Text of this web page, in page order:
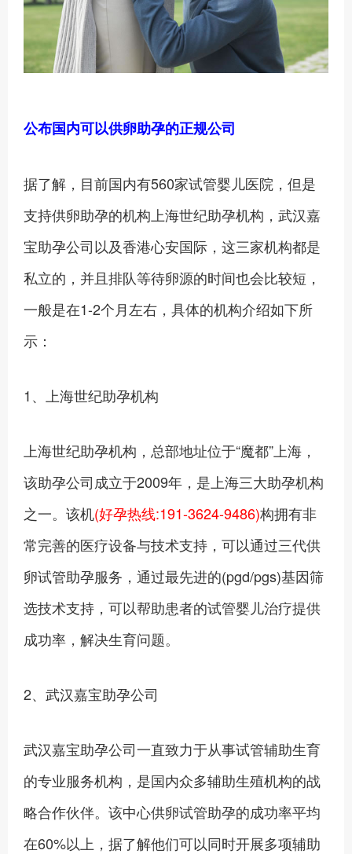
公布国内可以供卵助孕的正规公司
据了解，目前国内有560家试管婴儿医院，但是
支持供卵助孕的机构上海世纪助孕机构，武汉嘉
宝助孕公司以及香港心安国际，这三家机构都是
私立的，并且排队等待卵源的时间也会比较短，
一般是在1-2个月左右，具体的机构介绍如下所
示：
1、上海世纪助孕机构
上海世纪助孕机构，总部地址位于“魔都”上海，
该助孕公司成立于2009年，是上海三大助孕机构
之一。该机(好孕热线:191-3624-9486)构拥有非
常完善的医疗设备与技术支持，可以通过三代供
卵试管助孕服务，通过最先进的(pgd/pgs)基因筛
选技术支持，可以帮助患者的试管婴儿治疗提供
成功率，解决生育问题。
2、武汉嘉宝助孕公司
武汉嘉宝助孕公司一直致力于从事试管辅助生育
的专业服务机构，是国内众多辅助生殖机构的战
略合作伙伴。该中心供卵试管助孕的成功率平均
在60%以上，据了解他们可以同时开展多项辅助